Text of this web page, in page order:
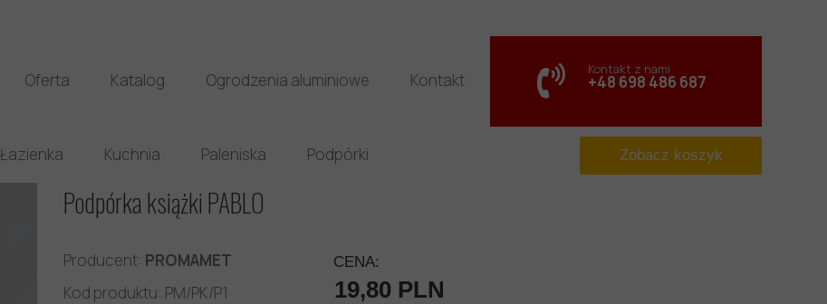
+48 698 486 687
Kontakt z nami
Oferta Katalog Ogrodzenia aluminiowe Kontakt
CENA:
Łazienka Kuchnia Paleniska Podpórki Zobacz koszyk
Producent: PROMAMET
Kod produktu: PM/PK/P1
19,80 PLN
Podpórka książki PABLO